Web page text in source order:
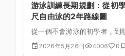
游泳訓練長期規劃：從初
尺自由泳的2年路線圖
從一個不會游泳的初學者，到
自由泳——這個目標兩年內完
細的分階段訓練路線圖，包含
2026年5月26日 4006 0